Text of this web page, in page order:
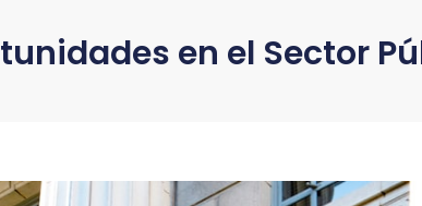
en el Sector